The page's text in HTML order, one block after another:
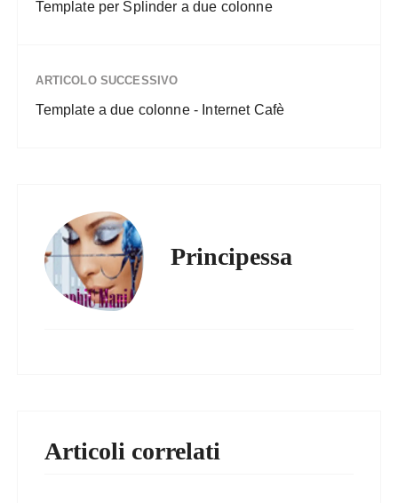
Template per Splinder a due colonne
ARTICOLO SUCCESSIVO
Template a due colonne - Internet Cafè
Principessa
Articoli correlati